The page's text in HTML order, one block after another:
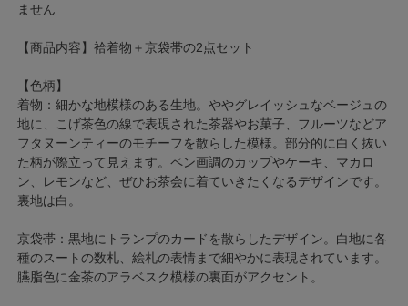
ません
【商品内容】袷着物＋京袋帯の2点セット
【色柄】
着物：細かな地模様のある生地。ややグレイッシュなベージュの
地に、こげ茶色の線で表現された茶器やお菓子、フルーツなどア
フタヌーンティーのモチーフを散らした模様。部分的に白く抜い
た柄が際立って見えます。ペン画調のカップやケーキ、マカロ
ン、レモンなど、ぜひお茶会に着ていきたくなるデザインです。
裏地は白。
京袋帯：黒地にトランプのカードを散らしたデザイン。白地に各
種のスートの数札、絵札の表情まで細やかに表現されています。
臙脂色に金茶のアラベスク模様の裏面がアクセント。